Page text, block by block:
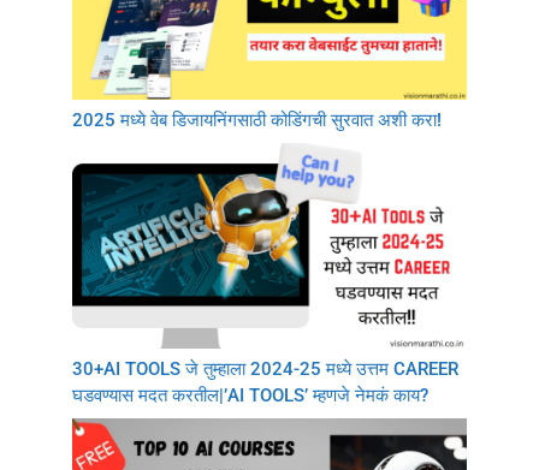
2025 मध्ये वेब डिजायनिंगसाठी कोडिंगची सुरवात अशी करा!
30+AI TOOLS जे तुम्हाला 2024-25 मध्ये उत्तम CAREER
घडवण्यास मदत करतील|’AI TOOLS’ म्हणजे नेमकं काय?